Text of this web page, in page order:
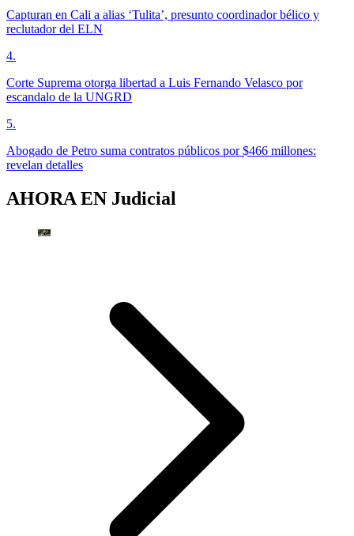
Capturan en Cali a alias ‘Tulita’, presunto coordinador bélico y
reclutador del ELN
4.
Corte Suprema otorga libertad a Luis Fernando Velasco por
escandalo de la UNGRD
5.
Abogado de Petro suma contratos públicos por $466 millones:
revelan detalles
AHORA EN Judicial